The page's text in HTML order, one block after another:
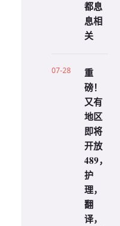
都息
息相
关
07-28
重
磅！
又有
地区
即将
开放
489，
护
理，
翻
译，